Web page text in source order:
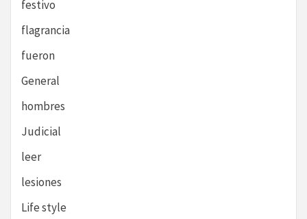
festivo
flagrancia
fueron
General
hombres
Judicial
leer
lesiones
Life style